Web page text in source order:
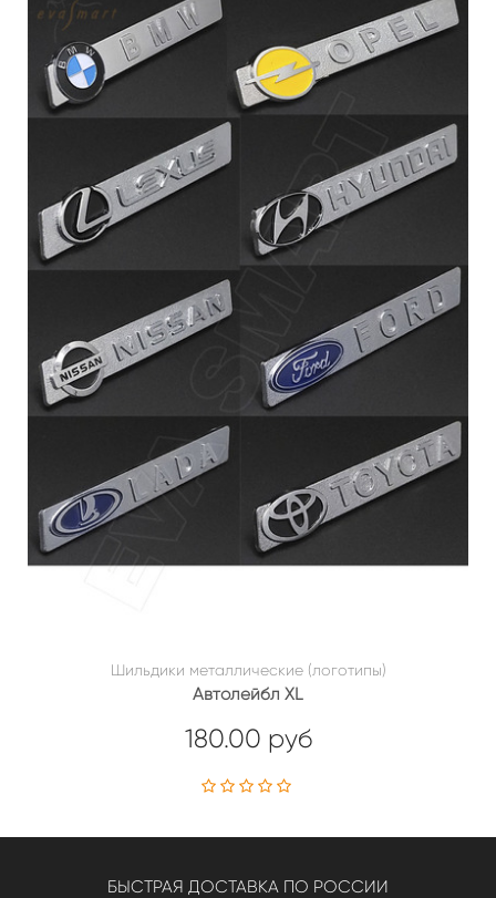
Шильдики металлические (логотипы)
Автолейбл XL
180.00 руб
БЫСТРАЯ ДОСТАВКА ПО РОССИИ